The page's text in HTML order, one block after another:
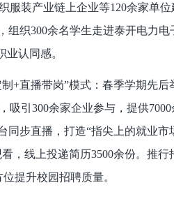
装产业链上企业等120余家单
组织300余名学生走进泰开电力
认同感。
+直播带岗”模式：春季学期先
引300余家企业参与，提供
同步直播，打造“指尖上的就业市
，线上投递简历3500余份。推行
提升校园招聘质量。